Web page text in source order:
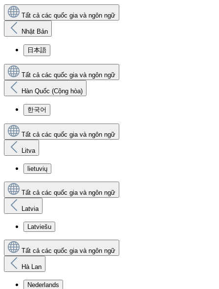
Tất cả các quốc gia và ngôn ngữ
Nhật Bản
日本語
Tất cả các quốc gia và ngôn ngữ
Hàn Quốc (Cộng hòa)
한국어
Tất cả các quốc gia và ngôn ngữ
Litva
lietuvių
Tất cả các quốc gia và ngôn ngữ
Latvia
Latviešu
Tất cả các quốc gia và ngôn ngữ
Hà Lan
Nederlands